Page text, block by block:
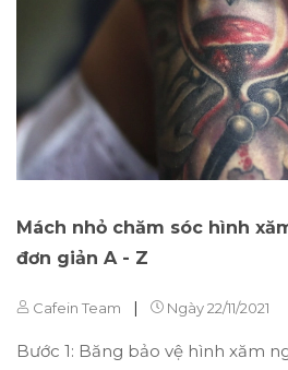
Mách nhỏ chăm sóc hình
đơn giản A - Z
Cafein Team | Ngày 22/11/2021
Bước 1: Băng bảo vệ hình xăm